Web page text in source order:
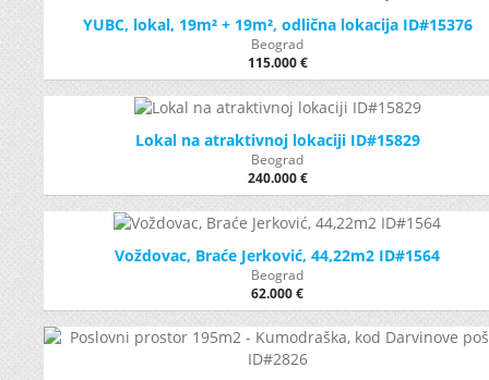
YUBC, lokal, 19m² + 19m², odlična lokacija ID#15376
Beograd
115.000 €
Lokal na atraktivnoj lokaciji ID#15829
Beograd
240.000 €
Voždovac, Braće Jerković, 44,22m2 ID#1564
Beograd
62.000 €